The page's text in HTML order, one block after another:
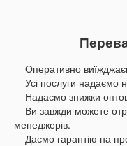
Оперативно
Усі послуги надаємо
Надаємо знижки
Ви завжди можете
менеджерів.
Даємо гарантію на